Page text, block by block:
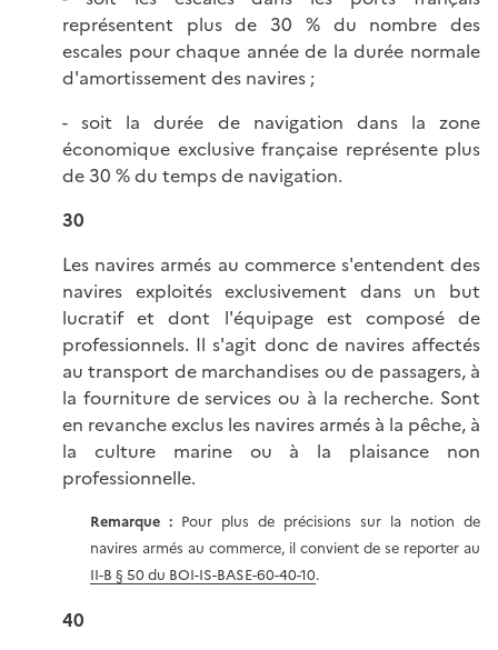
représentent plus de 30 % du nombre des
escales pour chaque année de la durée normale
d'amortissement des navires ;
- soit la durée de navigation dans la zone
économique exclusive française représente plus
de 30 % du temps de navigation.
30
Les navires armés au commerce s'entendent des
navires exploités exclusivement dans un but
lucratif et dont l'équipage est composé de
professionnels. Il s'agit donc de navires affectés
au transport de marchandises ou de passagers, à
la fourniture de services ou à la recherche. Sont
en revanche exclus les navires armés à la pêche, à
la culture marine ou à la plaisance non
professionnelle.
Remarque :Pour plus de précisions sur la notion de
navires armés au commerce, il convient de se reporter au
II-B § 50 du BOI-IS-BASE-60-40-10.
40